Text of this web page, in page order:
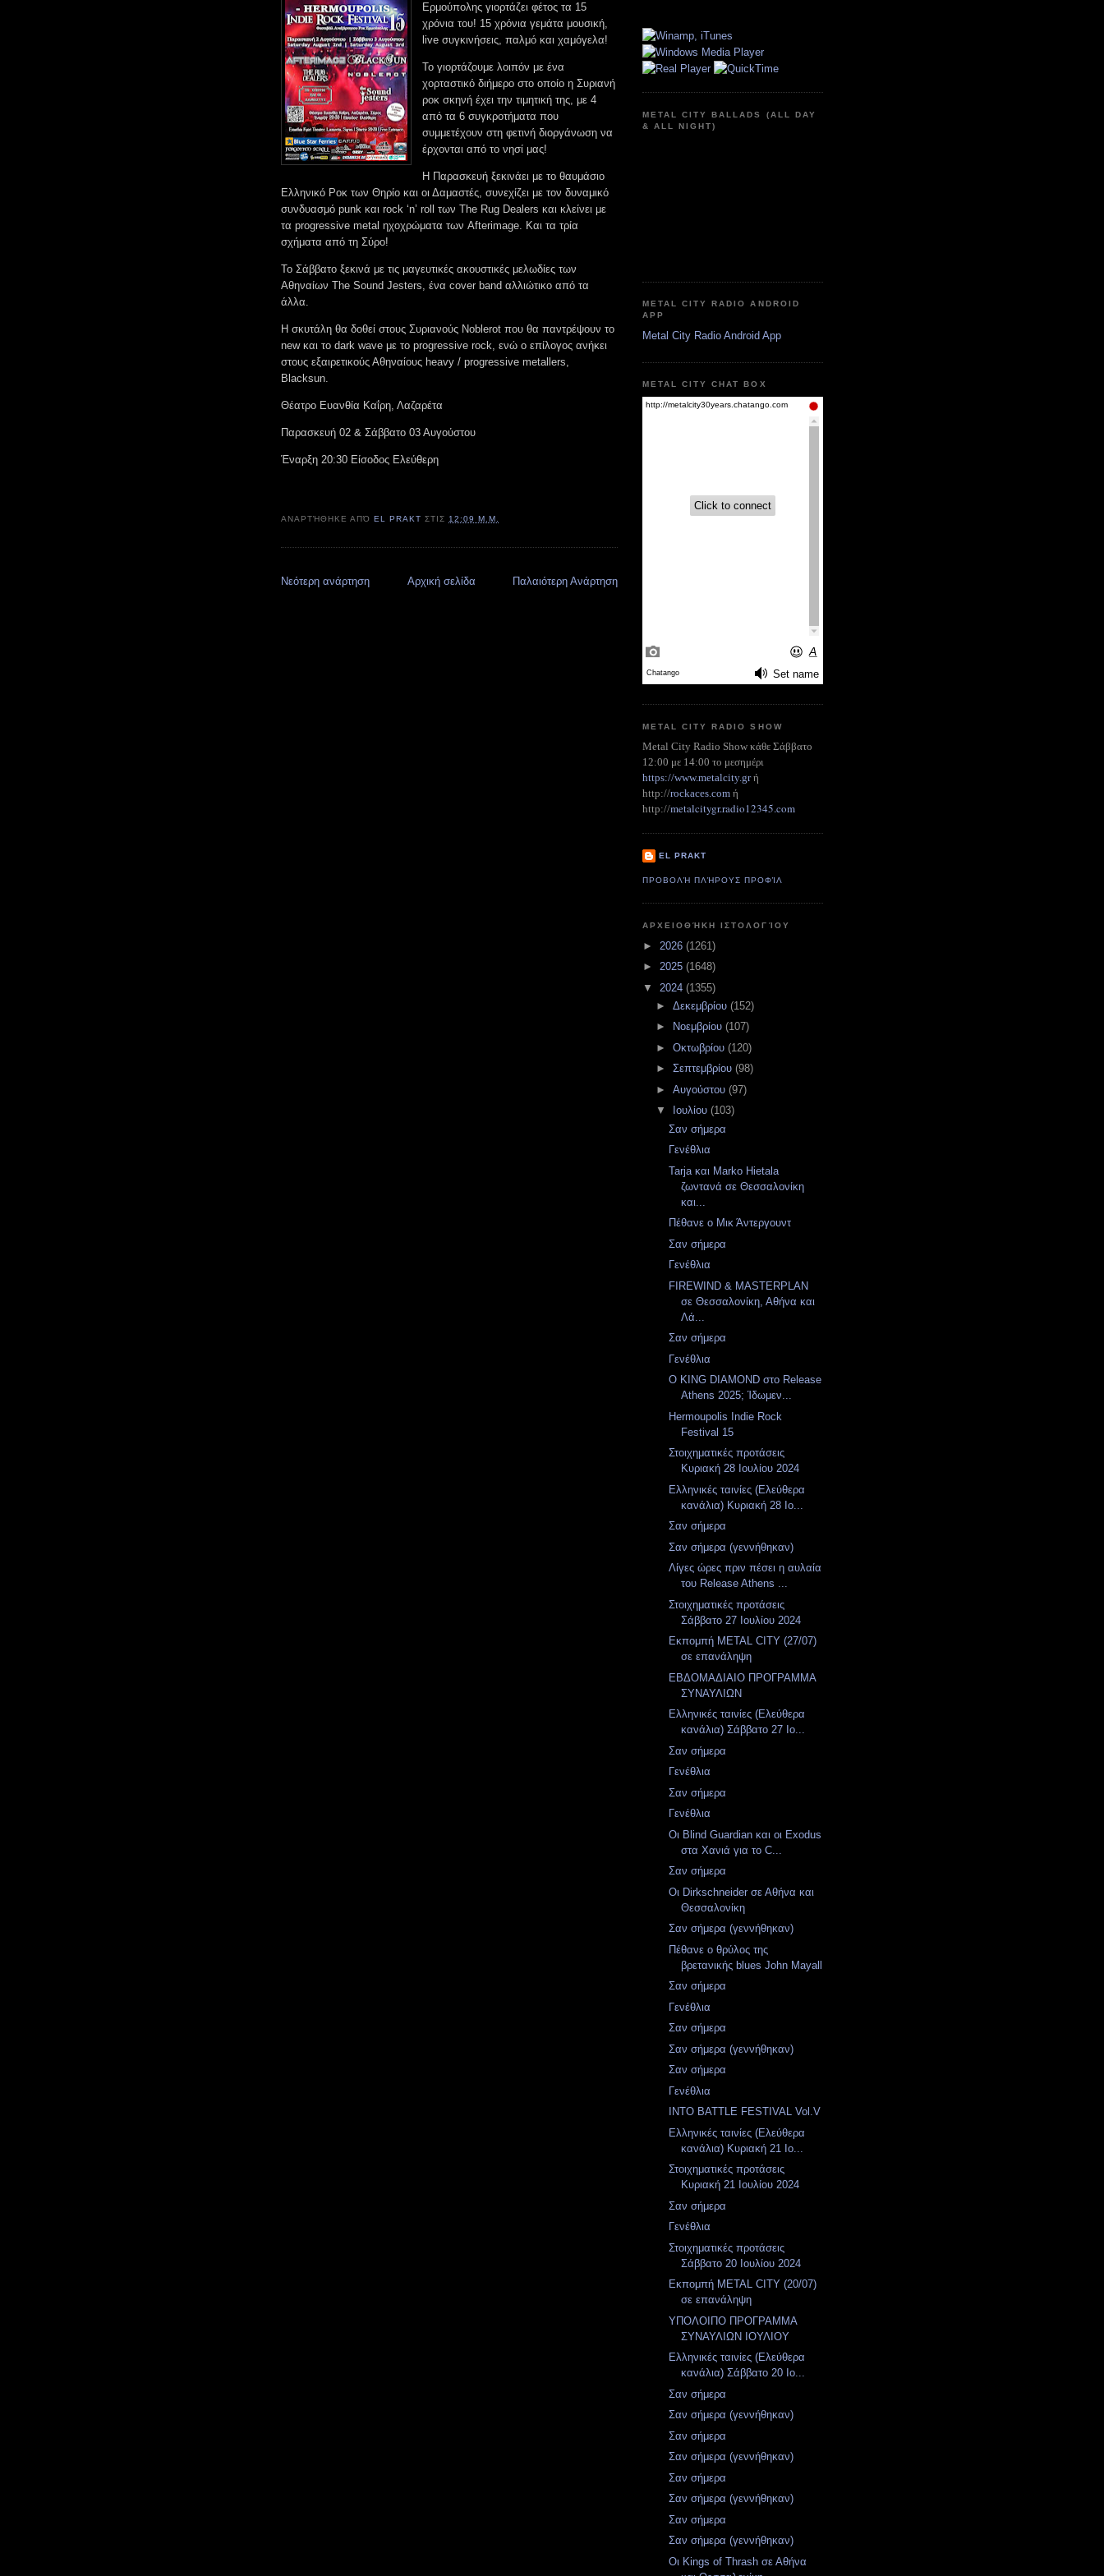
Ερμούπολης γιορτάζει φέτος τα 15
χρόνια του! 15 χρόνια γεμάτα μουσική,
live συγκινήσεις, παλμό και χαμόγελα!
Το γιορτάζουμε λοιπόν με ένα
χορταστικό διήμερο στο οποίο η Συριανή
ροκ σκηνή έχει την τιμητική της, με 4
από τα 6 συγκροτήματα που
συμμετέχουν στη φετινή διοργάνωση να
έρχονται από το νησί μας!
Η Παρασκευή ξεκινάει με το θαυμάσιο
Ελληνικό Ροκ των Θηρίο και οι Δαμαστές, συνεχίζει με τον δυναμικό
συνδυασμό punk και rock ‘n’ roll των The Rug Dealers και κλείνει με
τα progressive metal ηχοχρώματα των Afterimage. Και τα τρία
σχήματα από τη Σύρο!
Το Σάββατο ξεκινά με τις μαγευτικές ακουστικές μελωδίες των
Αθηναίων The Sound Jesters, ένα cover band αλλιώτικο από τα
άλλα.
Η σκυτάλη θα δοθεί στους Συριανούς Noblerot που θα παντρέψουν το
new και το dark wave με το progressive rock, ενώ ο επίλογος ανήκει
στους εξαιρετικούς Αθηναίους heavy / progressive metallers,
Blacksun.
Θέατρο Ευανθία Καΐρη, Λαζαρέτα
Παρασκευή 02 & Σάββατο 03 Αυγούστου
Έναρξη 20:30 Είσοδος Ελεύθερη
ΑΝΑΡΤΉΘΗΚΕ ΑΠΌEL PRAKT ΣΤΙΣ12:09 Μ.Μ.
Νεότερη ανάρτηση Παλαιότερη Ανάρτηση
Αρχική σελίδα
METAL CITY BALLADS (ALL DAY
& ALL NIGHT)
METAL CITY RADIO ANDROID
APP
Metal City Radio Android App
METAL CITY CHAT BOX
METAL CITY RADIO SHOW
Metal City Radio Show κάθε Σάββατο
12:00 με 14:00 το μεσημέρι
https://www.metalcity.grή
http://rockaces.com ή
http://metalcitygr.radio12345.com
EL PRAKT
ΠΡΟΒΟΛΉ ΠΛΉΡΟΥΣ ΠΡΟΦΊΛ
ΑΡΧΕΙΟΘΉΚΗ ΙΣΤΟΛΟΓΊΟΥ
► 2026 (1261)
► 2025 (1648)
▼ 2024 (1355)
► Δεκεμβρίου (152)
►
Νοεμβρίου (107)
► Οκτωβρίου (120)
► Σεπτεμβρίου (98)
► Αυγούστου (97)
▼
Ιουλίου (103)
Σαν σήμερα
Γενέθλια
Tarja και Marko Hietala
ζωντανά σε Θεσσαλονίκη
και...
Πέθανε ο Μικ Άντεργουντ
Σαν σήμερα
Γενέθλια
FIREWIND & MASTERPLAN
σε Θεσσαλονίκη, Αθήνα και
Λά...
Σαν σήμερα
Γενέθλια
Ο KING DIAMOND στο Release
Athens 2025; Ίδωμεν...
Hermoupolis Indie Rock
Festival 15
Στοιχηματικές προτάσεις
Κυριακή 28 Ιουλίου 2024
Ελληνικές ταινίες (Ελεύθερα
κανάλια) Κυριακή 28 Ιο...
Σαν σήμερα
Σαν σήμερα (γεννήθηκαν)
Λίγες ώρες πριν πέσει η αυλαία
του Release Athens ...
Στοιχηματικές προτάσεις
Σάββατο 27 Ιουλίου 2024
Εκπομπή METAL CITY (27/07)
σε επανάληψη
ΕΒΔΟΜΑΔΙΑIΟ ΠΡΟΓΡΑΜΜΑ
ΣΥΝΑΥΛΙΩΝ
Ελληνικές ταινίες (Ελεύθερα
κανάλια) Σάββατο 27 Ιο...
Σαν σήμερα
Γενέθλια
Σαν σήμερα
Γενέθλια
Οι Blind Guardian και οι Εxodus
στα Χανιά για το C...
Σαν σήμερα
Οι Dirkschneider σε Αθήνα και
Θεσσαλονίκη
Σαν σήμερα (γεννήθηκαν)
Πέθανε ο θρύλος της
βρετανικής blues John Mayall
Σαν σήμερα
Γενέθλια
Σαν σήμερα
Σαν σήμερα (γεννήθηκαν)
Σαν σήμερα
Γενέθλια
INTO BATTLE FESTIVAL Vol.V
Ελληνικές ταινίες (Ελεύθερα
κανάλια) Κυριακή 21 Ιο...
Στοιχηματικές προτάσεις
Κυριακή 21 Ιουλίου 2024
Σαν σήμερα
Γενέθλια
Στοιχηματικές προτάσεις
Σάββατο 20 Ιουλίου 2024
Εκπομπή METAL CITY (20/07)
σε επανάληψη
ΥΠΟΛΟΙΠΟ ΠΡΟΓΡΑΜΜΑ
ΣΥΝΑΥΛΙΩΝ ΙΟΥΛΙΟΥ
Ελληνικές ταινίες (Ελεύθερα
κανάλια) Σάββατο 20 Ιο...
Σαν σήμερα
Σαν σήμερα (γεννήθηκαν)
Σαν σήμερα
Σαν σήμερα (γεννήθηκαν)
Σαν σήμερα
Σαν σήμερα (γεννήθηκαν)
Σαν σήμερα
Σαν σήμερα (γεννήθηκαν)
Οι Kings of Thrash σε Αθήνα